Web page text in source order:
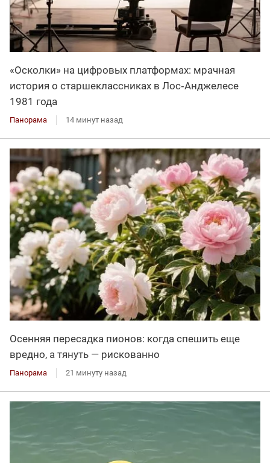
«Осколки» на цифровых платформах: мрачная
история о старшеклассниках в Лос‑Анджелесе
1981 года
Панорама 14 минут назад
Осенняя пересадка пионов: когда спешить еще
вредно, а тянуть — рискованно
Панорама 21 минуту назад